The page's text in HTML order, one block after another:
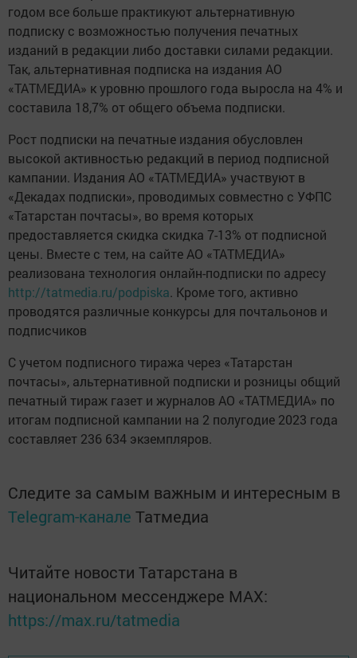
годом все больше практикуют альтернативную
подписку с возможностью получения печатных
изданий в редакции либо доставки силами редакции.
Так, альтернативная подписка на издания АО
«ТАТМЕДИА» к уровню прошлого года выросла на 4% и
составила 18,7% от общего объема подписки.
Рост подписки на печатные издания обусловлен
высокой активностью редакций в период подписной
кампании. Издания АО «ТАТМЕДИА» участвуют в
«Декадах подписки», проводимых совместно с УФПС
«Татарстан почтасы», во время которых
предоставляется скидка скидка 7-13% от подписной
цены. Вместе с тем, на сайте АО «ТАТМЕДИА»
реализована технология онлайн-подписки по адресу
http://tatmedia.ru/podpiska. Кроме того, активно
проводятся различные конкурсы для почтальонов и
подписчиков
С учетом подписного тиража через «Татарстан
почтасы», альтернативной подписки и розницы общий
печатный тираж газет и журналов АО «ТАТМЕДИА» по
итогам подписной кампании на 2 полугодие 2023 года
составляет 236 634 экземпляров.
Следите за самым важным и интересным в
Telegram-канале Татмедиа
Читайте новости Татарстана в
национальном мессенджере MАХ:
https://max.ru/tatmedia